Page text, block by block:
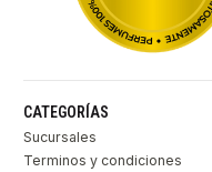
CATEGORÍAS
Sucursales
Terminos y condiciones